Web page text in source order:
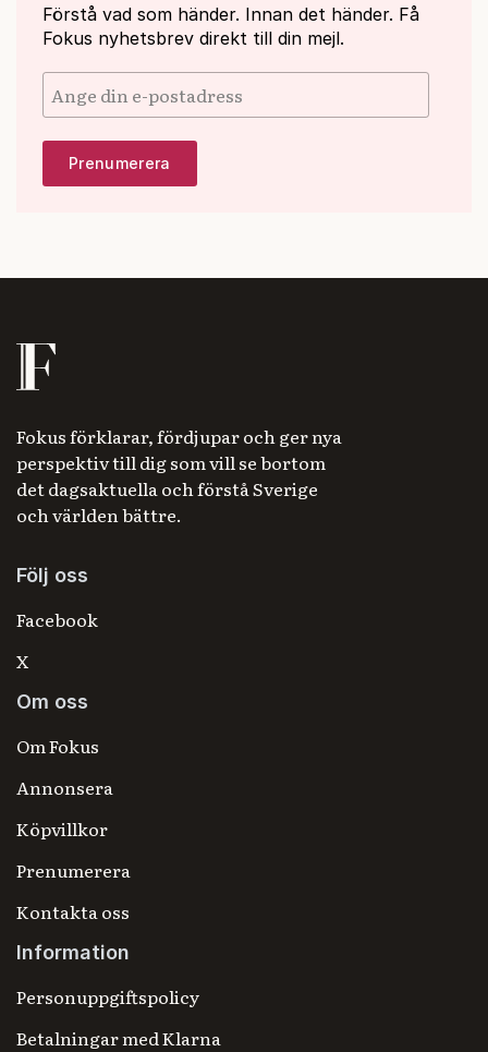
Förstå vad som händer. Innan det händer. Få
Fokus nyhetsbrev direkt till din mejl.
Fokus förklarar, fördjupar och ger nya
perspektiv till dig som vill se bortom
det dagsaktuella och förstå Sverige
och världen bättre.
Följ oss
Facebook
X
Om oss
Om Fokus
Annonsera
Köpvillkor
Prenumerera
Kontakta oss
Information
Personuppgiftspolicy
Betalningar med Klarna